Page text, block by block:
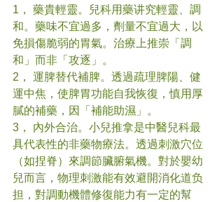
1， 藥貴輕靈。兒科用藥讲究輕靈、調
和。藥味不宜過多，劑量不宜過大，以
免損傷脆弱的胃氣。治療上推崇「調
和」而非「攻逐」。
2， 運脾替代補脾。透過疏理脾陽、健
運中焦，使脾胃功能自我恢復，慎用厚
膩的補藥，因「補能助濕」。
3， 內外合治。小兒推拿是中醫兒科最
具代表性的非藥物療法。透過刺激穴位
（如捏脊）來調節臟腑氣機。對於嬰幼
兒而言，物理刺激能有效避開消化道负
担，對調動機體修復能力有一定的幫